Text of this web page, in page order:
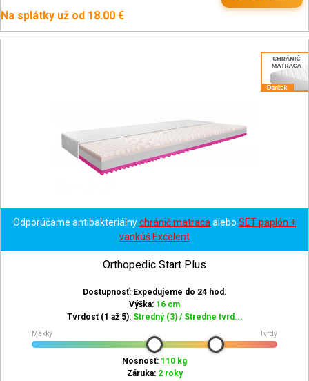
Na splátky už od 18.00 €
Odporúčame antibakteriálnychránič matraca alebo SET paplón +
vankúš Excelent
Orthopedic Start Plus
Dostupnosť: Expedujeme do 24 hod.
Výška: 16 cm
Tvrdosť (1 až 5): Stredný (3) / Stredne tvrd...
Mäkký Tvrdý
Nosnosť: 110 kg
Záruka: 2 roky